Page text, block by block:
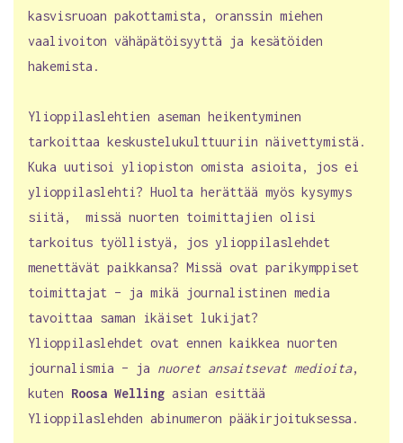
kasvisruoan pakottamista, oranssin miehen
vaalivoiton vähäpätöisyyttä ja kesätöiden
hakemista.
Ylioppilaslehtien aseman heikentyminen
tarkoittaa keskustelukulttuuriin näivettymistä.
Kuka uutisoi yliopiston omista asioita, jos ei
ylioppilaslehti? Huolta herättää myös kysymys
siitä, missä nuorten toimittajien olisi
tarkoitus työllistyä, jos ylioppilaslehdet
menettävät paikkansa? Missä ovat parikymppiset
toimittajat – ja mikä journalistinen media
tavoittaa saman ikäiset lukijat?
Ylioppilaslehdet ovat ennen kaikkea nuorten
journalismia – ja nuoret ansaitsevat medioita,
kuten Roosa Welling asian esittää
Ylioppilaslehden abinumeron pääkirjoituksessa.